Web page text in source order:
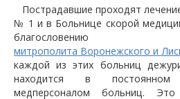
Пострадавшие проходят
№ 1 и в Больнице скорой
благословению
митрополита Воронежского и
каждой из этих больниц
находится в постоянном
медперсоналом больниц.